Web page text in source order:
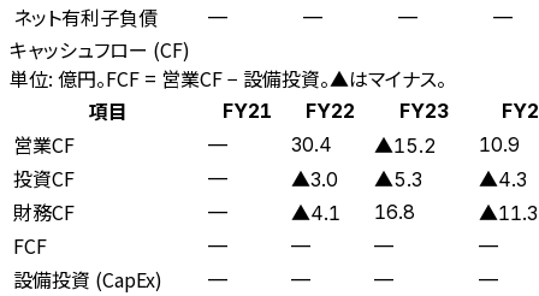
ネット有利子負債 — — — —
キャッシュフロー (CF)
単位: 億円。FCF = 営業CF − 設備投資。▲はマイナス。
項目
FY21 FY22 FY23
営業CF — 30.4 ▲15.2 10.9
投資CF — ▲3.0 ▲5.3 ▲4.3
財務CF — ▲4.1 16.8 ▲11.3
FCF — — — —
設備投資 (CapEx) — — — —